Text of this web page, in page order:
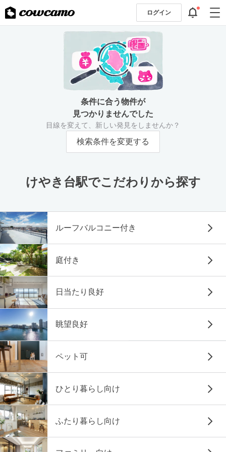
ログイン
条件に合う物件が
見つかりませんでした
目線を変えて、新しい発見をしませんか？
検索条件を変更する
けやき台駅でこだわりから探す
ルーフバルコニー付き
庭付き
日当たり良好
眺望良好
ペット可
ひとり暮らし向け
ふたり暮らし向け